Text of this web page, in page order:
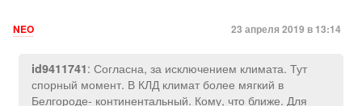
NEO 23 апреля 2019 в 13:14
id9411741: Согласна, за исключением климата. Тут
спорный момент. В КЛД климат более мягкий в
Белгороде- континентальный. Кому, что ближе. Для